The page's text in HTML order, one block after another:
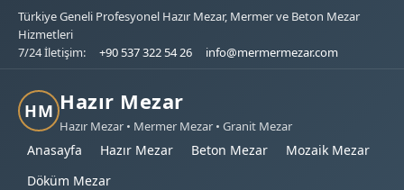
Türkiye Geneli Profesyonel Hazır Mezar, Mermer ve Beton Mezar
Hizmetleri
7/24 İletişim:
+90 537 322 54 26 info@mermermezar.com
HM Hazır Mezar
Hazır Mezar • Mermer Mezar • Granit Mezar
Anasayfa Hazır Mezar Beton Mezar
Mozaik Mezar
Döküm Mezar